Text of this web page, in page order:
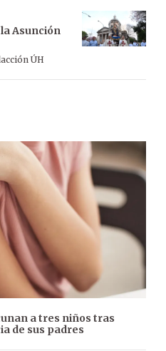
Asunción
ÚH
a tres niños tras
de sus padres